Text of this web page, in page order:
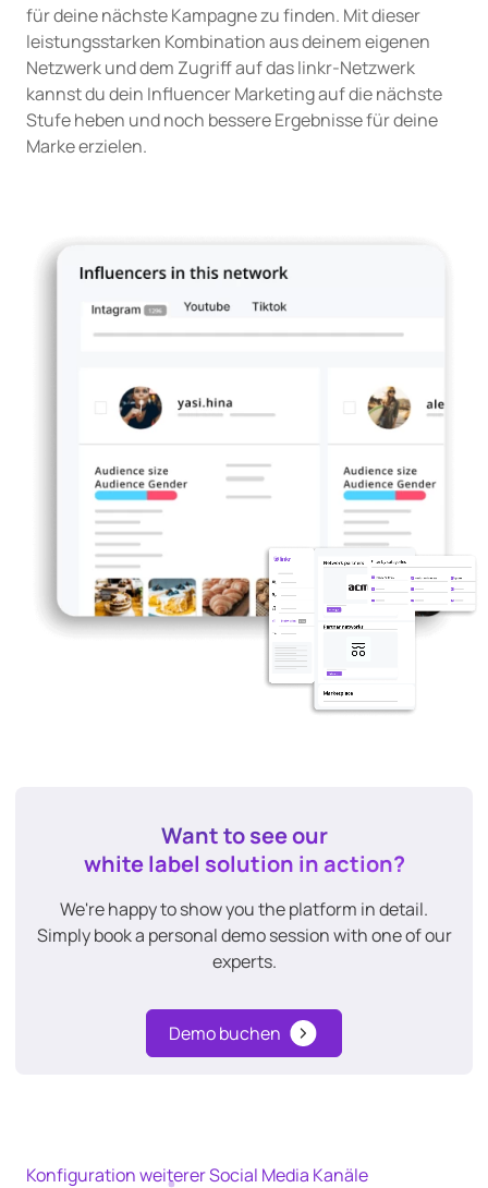
für deine nächste Kampagne zu finden. Mit dieser
leistungsstarken Kombination aus deinem eigenen
Netzwerk und dem Zugriff auf das linkr-Netzwerk
kannst du dein Influencer Marketing auf die nächste
Stufe heben und noch bessere Ergebnisse für deine
Marke erzielen.
Want to see our
white label solution in action?
We're happy to show you the platform in detail.
Simply book a personal demo session with one of our
experts.
Demo buchen
Konfiguration weiterer Social Media Kanäle